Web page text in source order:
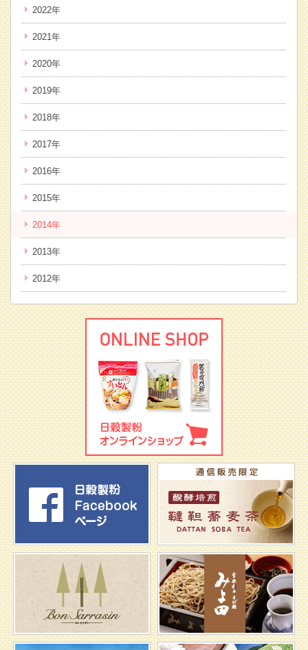
2022年
2021年
2020年
2019年
2018年
2017年
2016年
2015年
2014年
2013年
2012年